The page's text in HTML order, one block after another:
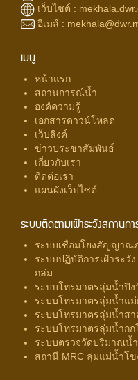
เว็บไซต์ :
อีเมล์ :
เมนู
หน้าแรก
สถานการณ์น้ำ
องค์ความรู้
เอกสารดาวน์โหลด
เว็บลิงค์
ข่าวประชาสัมพันธ์
เกี่ยวกับเรา
ติดต่อเรา
แผนผังเว็บไซต์
ระบบติดตามเฝ้าระวังสถานก
ระบบเชื่อมโยงสัญญาณ
ระบบปฏิบัติการเฝ้าระวั
ถล่ม
ระบบโทรมาตรลุ่มน้ำปิง
ระบบโทรมาตรลุ่มน้ำแม่
ระบบโทรมาตรลุ่มน้ำสา
ระบบโทรมาตรลุ่มน้ำกก
ระบบตรวจวัดปริมาณน้
สถานี MRC ลุ่มแม่น้ำโข